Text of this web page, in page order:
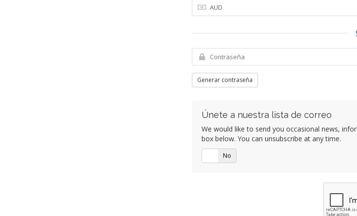
Generar contraseña
Únete a nuestra lista de correo
We would like to send you occasional news,
box below. You can unsubscribe at any time.
No